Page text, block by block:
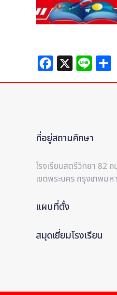
Facebook
X Line
ที่อยู่สถานศึกษา
โรงเรียนสตรีวิทยา 82
เขตพระนคร กรุงเทพม
แผนที่ตั้ง
สมุดเยี่ยมโรงเรียน